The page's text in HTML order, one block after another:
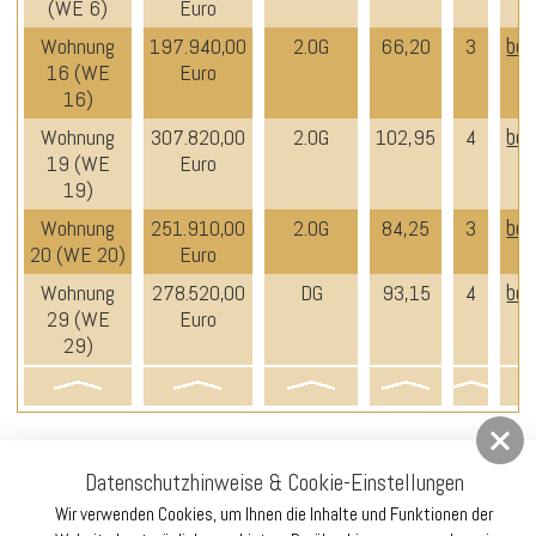
(WE 6)
Euro
Wohnung
16 (WE
16)
197.940,00
Euro
2.OG 66,20 3
Wohnung
19 (WE
19)
307.820,00
Euro
2.OG 102,95 4
Wohnung
20 (WE 20)
251.910,00
Euro
2.OG 84,25 3
Wohnung
29 (WE
29)
278.520,00
Euro
DG 93,15 4
Datenschutzhinweise & Cookie-Einstellungen
Wir verwenden Cookies, um Ihnen die Inhalte und Funktionen der